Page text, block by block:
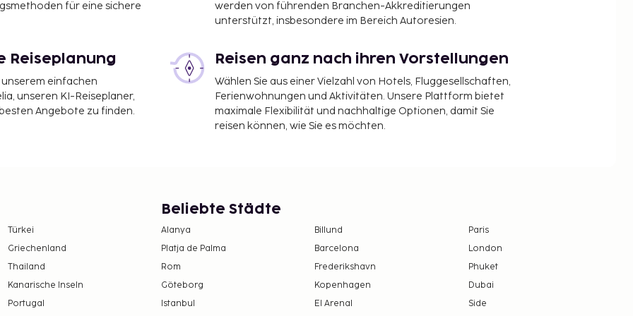
den schönen Ausblick
der Unterkunft zu
Steuern:
Tourismusabgabe
unter 15 Jahren
für eine sichere
werden von führenden Branchen-Akkreditierungen
unterstützt, insbesondere im Bereich Autoresien.
Reiseplanung
unserem einfachen
unseren KI-Reiseplaner,
Angebote zu finden.
Reisen ganz nach ihren Vorstellungen
Wählen Sie aus einer Vielzahl von Hotels, Fluggesellschaften,
Ferienwohnungen und Aktivitäten. Unsere Plattform bietet
maximale Flexibilität und nachhaltige Optionen, damit Sie
reisen können, wie Sie es möchten.
Türkei
Griechenland
Thailand
Kanarische Inseln
Portugal
Beliebte Städte
Alanya Billund
Paris
Platja de Palma
Barcelona
London
Rom
Frederikshavn
Phuket
Göteborg
Kopenhagen
Dubai
Istanbul
El Arenal Side